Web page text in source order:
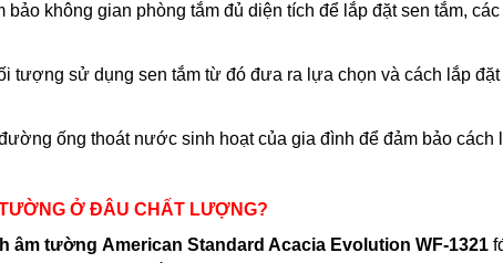
không gian phòng tắm đủ diện tích để lắp đặt sen tắm, các
tượng sử dụng sen tắm từ đó đưa ra lựa chọn và cách lắp đặt
ống thoát nước sinh hoạt của gia đình để đảm bảo cách
Ở ĐÂU CHẤT LƯỢNG?
âm tường American Standard Acacia Evolution WF-1321